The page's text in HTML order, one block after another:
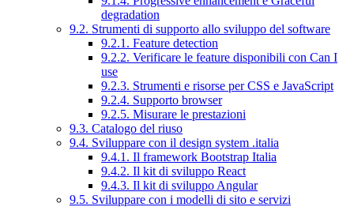
degradation
9.2. Strumenti di supporto allo sviluppo del software
9.2.1. Feature detection
9.2.2. Verificare le feature disponibili con Can I
use
9.2.3. Strumenti e risorse per CSS e JavaScript
9.2.4. Supporto browser
9.2.5. Misurare le prestazioni
9.3. Catalogo del riuso
9.4. Sviluppare con il design system .italia
9.4.1. Il framework Bootstrap Italia
9.4.2. Il kit di sviluppo React
9.4.3. Il kit di sviluppo Angular
9.5. Sviluppare con i modelli di sito e servizi